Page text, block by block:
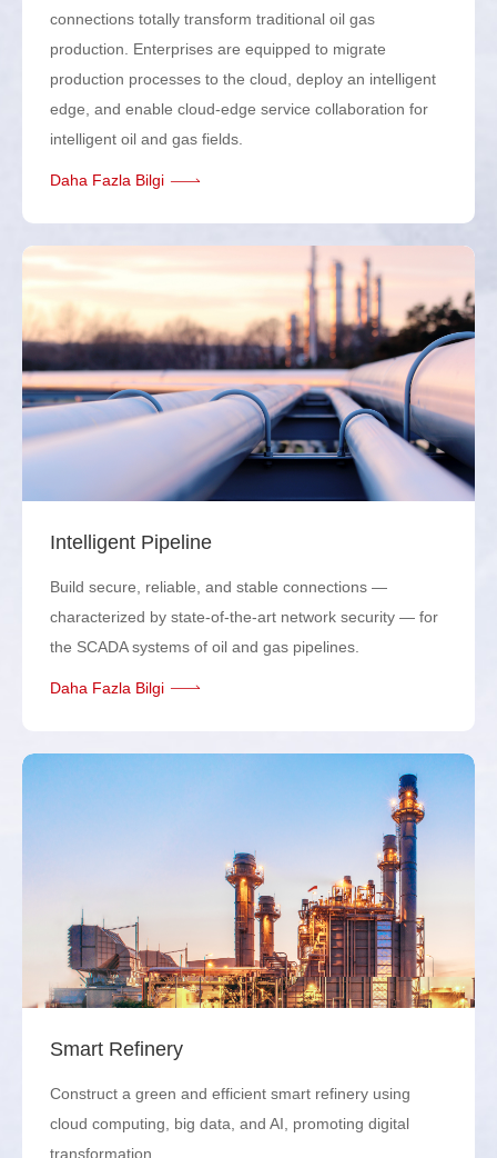
connections totally transform traditional oil gas
production. Enterprises are equipped to migrate
production processes to the cloud, deploy an intelligent
edge, and enable cloud-edge service collaboration for
intelligent oil and gas fields.
Daha Fazla Bilgi
Intelligent Pipeline
Build secure, reliable, and stable connections —
characterized by state-of-the-art network security — for
the SCADA systems of oil and gas pipelines.
Daha Fazla Bilgi
Smart Refinery
Construct a green and efficient smart refinery using
cloud computing, big data, and AI, promoting digital
transformation.